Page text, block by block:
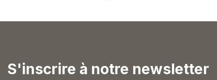
S'inscrire à notre newsletter